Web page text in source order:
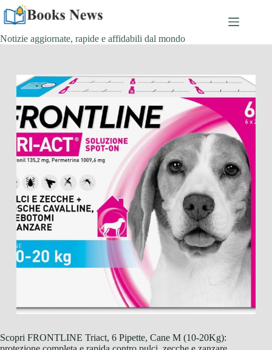
contenuto
Notizie aggiornate, rapide e affidabili dal mondo
Scopri FRONTLINE Triact, 6 Pipette, Cane M (10-20Kg):